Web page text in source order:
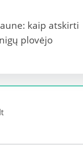
kaip atskirti
plovėjo